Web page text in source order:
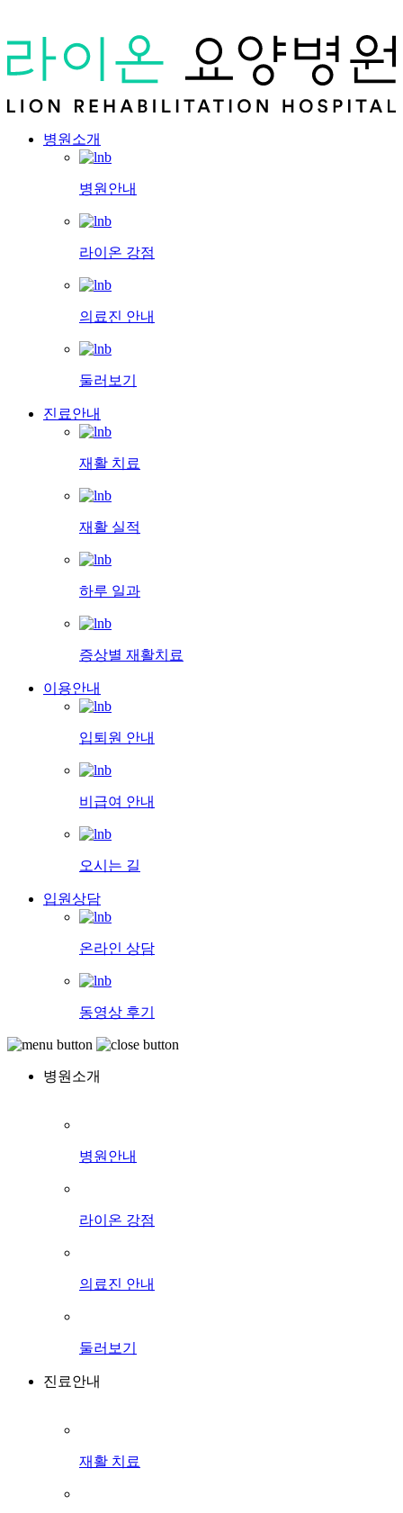
병원소개
병원안내
라이온 강점
의료진 안내
둘러보기
진료안내
재활 치료
재활 실적
하루 일과
증상별 재활치료
이용안내
입퇴원 안내
비급여 안내
오시는 길
입원상담
온라인 상담
동영상 후기
병원소개
병원안내
라이온 강점
의료진 안내
둘러보기
진료안내
재활 치료